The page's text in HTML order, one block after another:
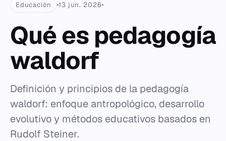
Educación 13 jun. 2026
Qué es pedagogía
waldorf
Definición y principios de la pedagogía
waldorf: enfoque antropológico, desarrollo
evolutivo y métodos educativos basados en
Rudolf Steiner.